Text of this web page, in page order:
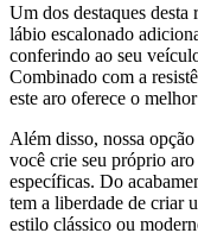
Um dos destaques
lábio escalonado
conferindo ao seu
Combinado com a
este aro oferece o
Além disso, nossa
você crie seu próprio aro
específicas. Do
tem a liberdade de criar
estilo clássico ou